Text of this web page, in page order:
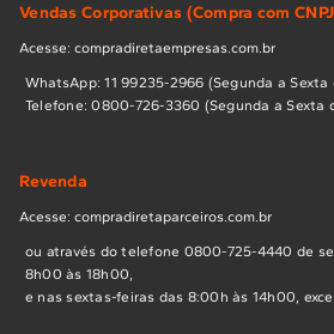
Vendas Corporativas (Compra com
Acesse: compradiretaempresas.com.br
WhatsApp: 11 99235-2966 (Segunda a Sexta
Telefone: 0800-726-3360 (Segunda a Sexta
Revenda
Acesse: compradiretaparceiros.com.br
ou através do telefone 0800-725-4440 de
8h00 às 18h00,
e nas sextas-feiras das 8:00h às 14h00,